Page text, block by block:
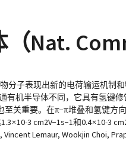
Nat.
分子表现出新的电荷输运机制
有机半导体不同，它具有氢键
关重要。在π−π堆叠和氢键方
10-3 cm2V−1s−1和0.4 × 10-3
Lemaur, Wookjin Choi,